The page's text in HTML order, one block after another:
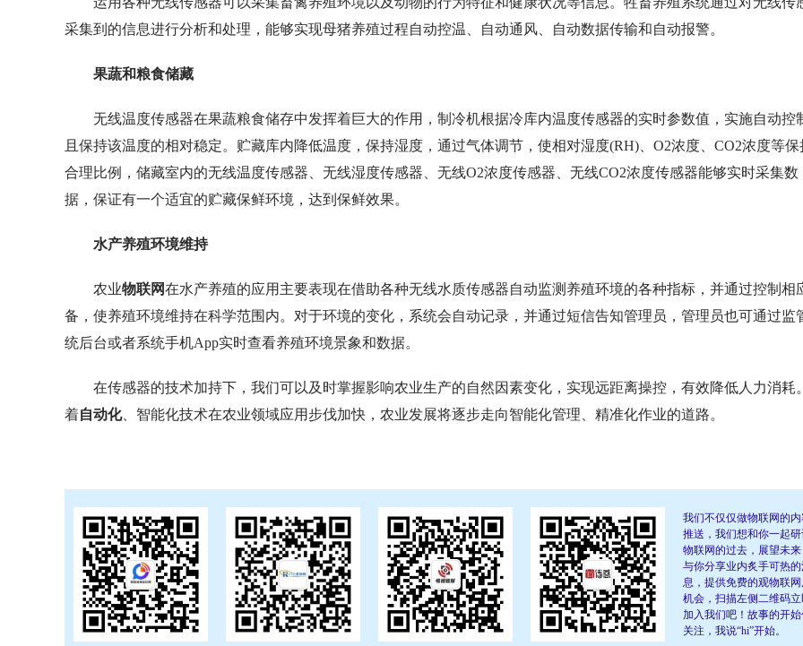
采集到的信息进行分析和处理，能够实现母猪养殖过程自动控温、自动通风、自动数据传输和自动报警。
果蔬和粮食储藏
无线温度传感器在果蔬粮食储存中发挥着巨大的作用，制冷机根据冷库内温度传感器的实时参数值，实施自动控
且保持该温度的相对稳定。贮藏库内降低温度，保持湿度，通过气体调节，使相对湿度(RH)、O2浓度、CO2浓度等保
合理比例，储藏室内的无线温度传感器、无线湿度传感器、无线O2浓度传感器、无线CO2浓度传感器能够实时采集数
据，保证有一个适宜的贮藏保鲜环境，达到保鲜效果。
水产养殖环境维持
农业物联网在水产养殖的应用主要表现在借助各种无线水质传感器自动监测养殖环境的各种指标，并通过控制相
备，使养殖环境维持在科学范围内。对于环境的变化，系统会自动记录，并通过短信告知管理员，管理员也可通过监
统后台或者系统手机App实时查看养殖环境景象和数据。
在传感器的技术加持下，我们可以及时掌握影响农业生产的自然因素变化，实现远距离操控，有效降低人力消耗
着自动化、智能化技术在农业领域应用步伐加快，农业发展将逐步走向智能化管理、精准化作业的道路。
我们不仅仅做物联网的
推送，我们想和你一起
物联网的过去，展望未来
与你分享业内炙手可热
息，提供免费的观物联网
机会，扫描左侧二维码立
加入我们吧！故事的开
关注，我说“hi”开始。